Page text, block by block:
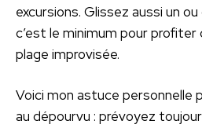
excursions. Glissez aussi un
c’est le minimum pour profiter
plage improvisée.
Voici mon astuce personnelle
au dépourvu : prévoyez